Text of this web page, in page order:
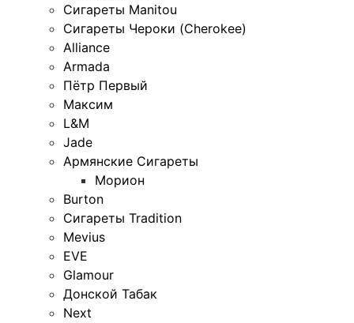
Сигареты Manitou
Сигареты Чероки (Cherokee)
Alliance
Armada
Пётр Первый
Максим
L&M
Jade
Армянские Сигареты
Морион
Burton
Сигареты Tradition
Mevius
EVE
Glamour
Донской Табак
Next